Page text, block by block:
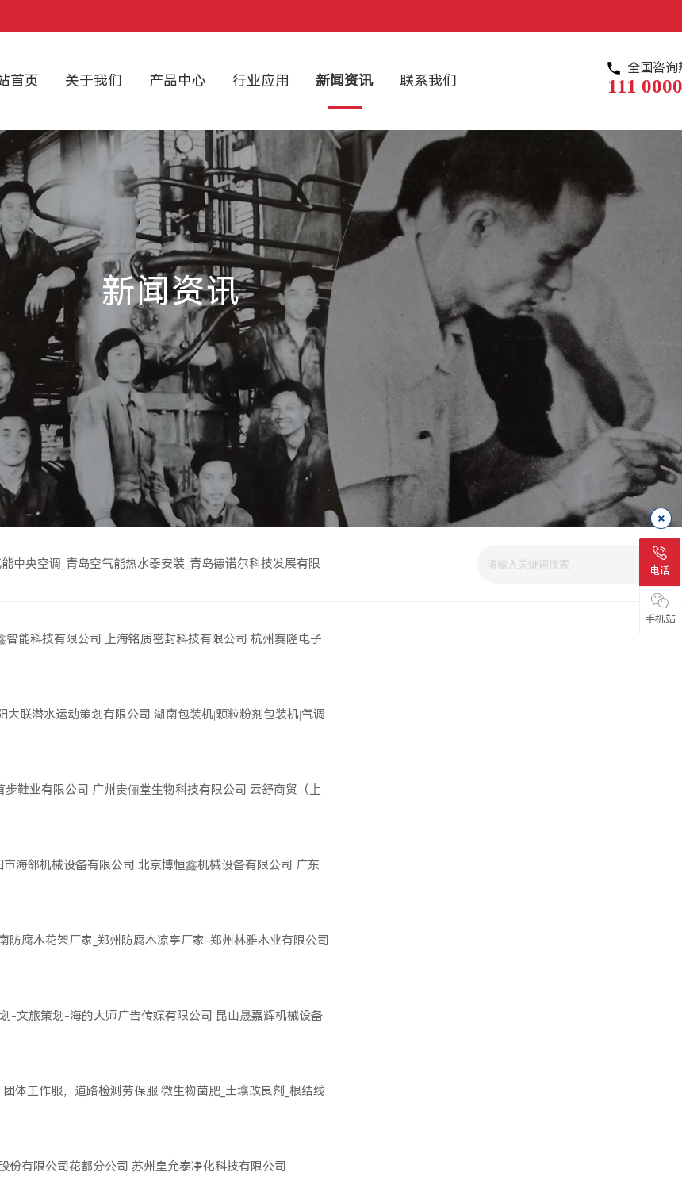
首页
关于我们 产品中心 行业应用 新闻资讯 联系我们
全国咨询
111
新闻资讯
中央空调_青岛空气能热水器安装_青岛德诺尔科技发展有限
智能科技有限公司 上海铭质密封科技有限公司 杭州赛隆电子
大联潜水运动策划有限公司 湖南包装机|颗粒粉剂包装机|气调
步鞋业有限公司 广州贵俪堂生物科技有限公司 云舒商贸（上
市海邻机械设备有限公司 北京博恒鑫机械设备有限公司 广东
防腐木花架厂家_郑州防腐木凉亭厂家-郑州林雅木业有限公司
-文旅策划-海的大师广告传媒有限公司 昆山晟嘉辉机械设备
体工作服，道路检测劳保服 微生物菌肥_土壤改良剂_根结线
份有限公司花都分公司 苏州皇允泰净化科技有限公司
电话
手机站